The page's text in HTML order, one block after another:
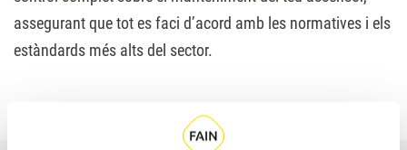
assegurant que tot es faci d’acord amb les normatives i els
estàndards més alts del sector.